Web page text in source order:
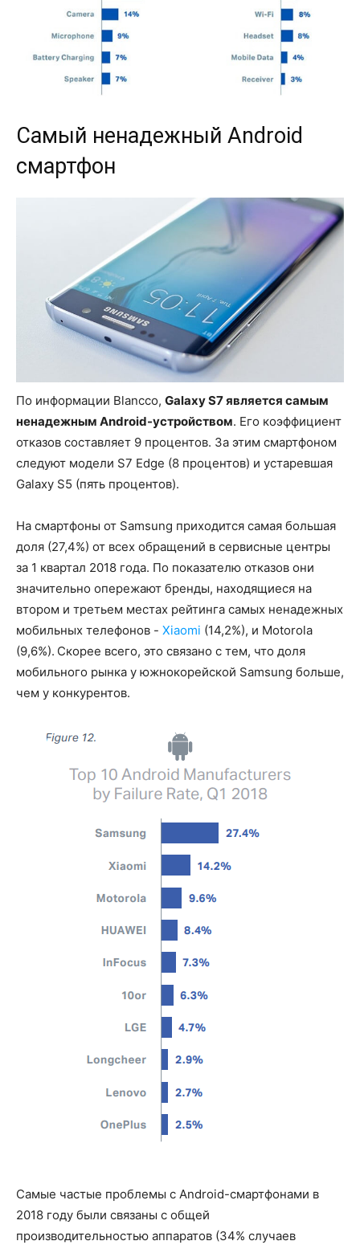
Самый ненадежный Android
смартфон
По информации Blancco, Galaxy S7 является самым
ненадежным Android-устройством. Его коэффициент
отказов составляет 9 процентов. За этим смартфоном
следуют модели S7 Edge (8 процентов) и устаревшая
Galaxy S5 (пять процентов).
На смартфоны от Samsung приходится самая большая
доля (27,4%) от всех обращений в сервисные центры
за 1 квартал 2018 года. По показателю отказов они
значительно опережают бренды, находящиеся на
втором и третьем местах рейтинга самых ненадежных
мобильных телефонов - Xiaomi (14,2%), и Motorola
(9,6%). Скорее всего, это связано с тем, что доля
мобильного рынка у южнокорейской Samsung больше,
чем у конкурентов.
Самые частые проблемы с Android-смартфонами в
2018 году были связаны с общей
производительностью аппаратов (34% случаев